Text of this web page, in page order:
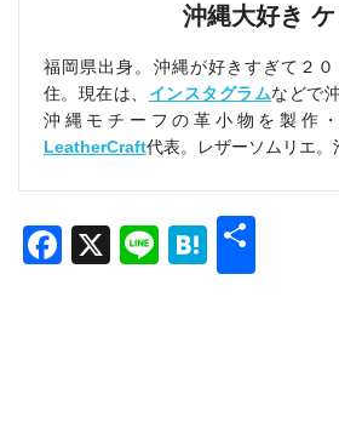
沖縄大好き ケ
福岡県出身。沖縄が好きすぎて２
住。現在は、 インスタグラムなどで
沖縄モチーフの革小物を製作
LeatherCraft代表。レザーソムリエ。
Facebook
X LineHatena